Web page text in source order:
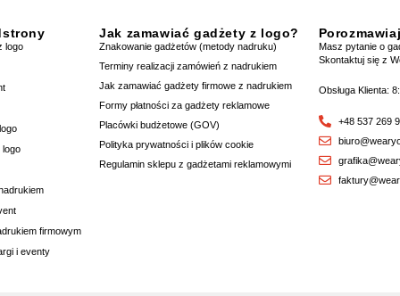
logo
logo
firmowym
i eventy
Jak zamawiać gadżety z logo?
Znakowanie gadżetów (metody nadruku)
Terminy realizacji zamówień z nadrukiem
Jak zamawiać gadżety firmowe z nadrukiem
Formy płatności za gadżety reklamowe
Placówki budżetowe (GOV)
Polityka prywatności i plików cookie
Regulamin sklepu z gadżetami reklamowymi
Masz pytanie o
Skontaktuj się z
Obsługa Klienta:
+48 537 269